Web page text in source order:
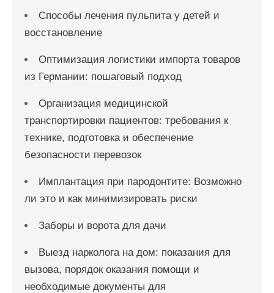
Способы лечения пульпита у детей и
восстановление
Оптимизация логистики импорта товаров
из Германии: пошаговый подход
Организация медицинской
транспортировки пациентов: требования к
технике, подготовка и обеспечение
безопасности перевозок
Имплантация при пародонтите: Возможно
ли это и как минимизировать риски
Заборы и ворота для дачи
Выезд нарколога на дом: показания для
вызова, порядок оказания помощи и
необходимые документы для